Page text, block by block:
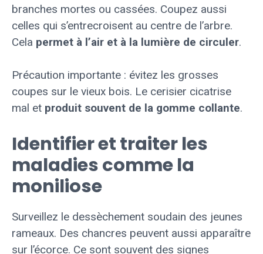
branches mortes ou cassées. Coupez aussi
celles qui s’entrecroisent au centre de l’arbre.
Cela permet à l’air et à la lumière de circuler.
Précaution importante : évitez les grosses
coupes sur le vieux bois. Le cerisier cicatrise
mal et produit souvent de la gomme collante.
Identifier et traiter les
maladies comme la
moniliose
Surveillez le dessèchement soudain des jeunes
rameaux. Des chancres peuvent aussi apparaître
sur l’écorce. Ce sont souvent des signes